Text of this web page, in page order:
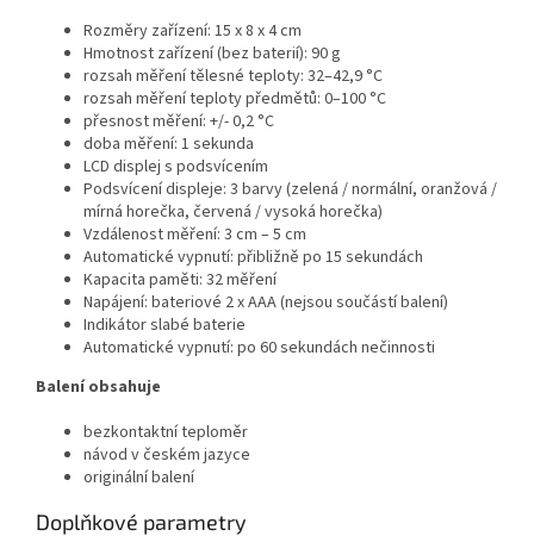
Rozměry zařízení: 15 x 8 x 4 cm
Hmotnost zařízení (bez baterií): 90 g
rozsah měření tělesné teploty: 32–42,9 °C
rozsah měření teploty předmětů: 0–100 °C
přesnost měření: +/- 0,2 °C
doba měření: 1 sekunda
LCD displej s podsvícením
Podsvícení displeje: 3 barvy (zelená / normální, oranžová /
mírná horečka, červená / vysoká horečka)
Vzdálenost měření: 3 cm – 5 cm
Automatické vypnutí: přibližně po 15 sekundách
Kapacita paměti: 32 měření
Napájení: bateriové 2 x AAA (nejsou součástí balení)
Indikátor slabé baterie
Automatické vypnutí: po 60 sekundách nečinnosti
Balení obsahuje
bezkontaktní teploměr
návod v českém jazyce
originální balení
Doplňkové parametry